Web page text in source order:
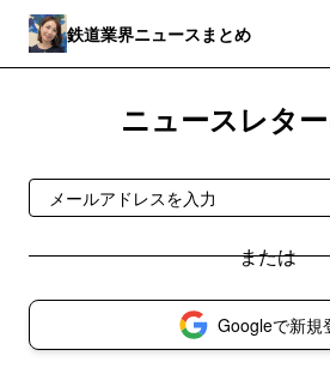
鉄道業界ニュースまとめ
ニュースレタ
Googleで新規